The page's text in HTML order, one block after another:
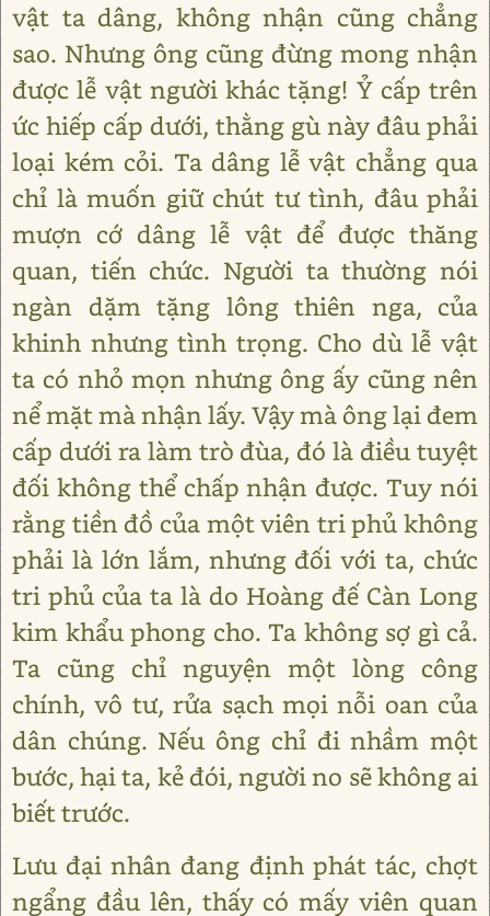
vật ta dâng, không nhận cũng chẳng
sao. Nhưng ông cũng đừng mong nhận
được lễ vật người khác tặng! Ỷ cấp trên
ức hiếp cấp dưới, thằng gù này đâu phải
loại kém cỏi. Ta dâng lễ vật chẳng qua
chỉ là muốn giữ chút tư tình, đâu phải
mượn cớ dâng lễ vật để được thăng
quan, tiến chức. Người ta thường nói
ngàn dặm tặng lông thiên nga, của
khinh nhưng tình trọng. Cho dù lễ vật
ta có nhỏ mọn nhưng ông ấy cũng nên
nể mặt mà nhận lấy. Vậy mà ông lại đem
cấp dưới ra làm trò đùa, đó là điều tuyệt
đối không thể chấp nhận được. Tuy nói
rằng tiền đồ của một viên tri phủ không
phải là lớn lắm, nhưng đối với ta, chức
tri phủ của ta là do Hoàng đế Càn Long
kim khẩu phong cho. Ta không sợ gì cả.
Ta cũng chỉ nguyện một lòng công
chính, vô tư, rửa sạch mọi nỗi oan của
dân chúng. Nếu ông chỉ đi nhầm một
bước, hại ta, kẻ đói, người no sẽ không ai
biết trước.
Lưu đại nhân đang định phát tác, chợt
ngẩng đầu lên, thấy có mấy viên quan